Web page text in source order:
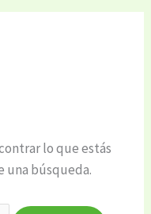
lo que estás
una búsqueda.